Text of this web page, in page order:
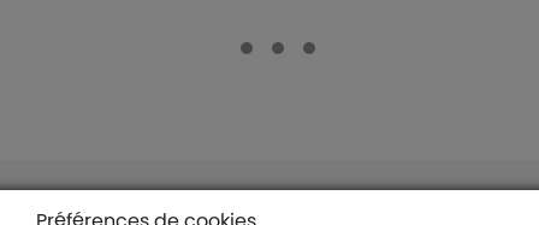
Liens en bas de page
Accessibilité : partiellement conforme